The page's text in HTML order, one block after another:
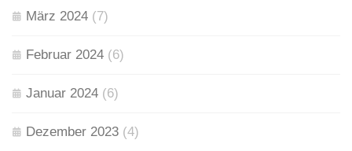
März 2024 (7)
Februar 2024 (6)
Januar 2024 (6)
Dezember 2023 (4)